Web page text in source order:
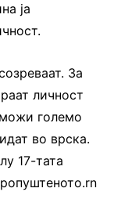
ја
За
личност
големо
во врска.
17-тата